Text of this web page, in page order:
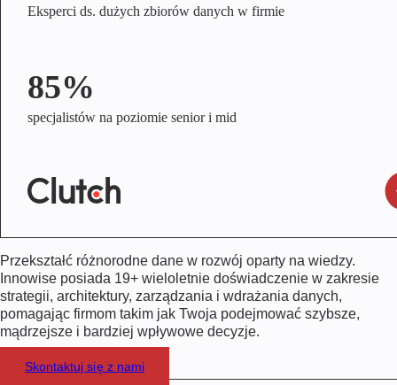
Eksperci ds. dużych zbiorów danych w firmie
85%
specjalistów na poziomie senior i mid
Przekształć różnorodne dane w rozwój oparty na wiedzy.
Innowise posiada 19+ wieloletnie doświadczenie w zakresie
strategii, architektury, zarządzania i wdrażania danych,
pomagając firmom takim jak Twoja podejmować szybsze,
mądrzejsze i bardziej wpływowe decyzje.
Skontaktuj się z nami